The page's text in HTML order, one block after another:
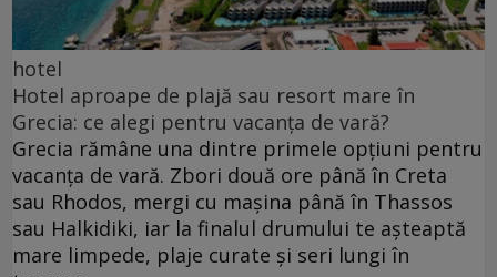
hotel
Hotel aproape de plajă sau resort mare în
Grecia: ce alegi pentru vacanța de vară?
Grecia rămâne una dintre primele opțiuni pentru
vacanța de vară. Zbori două ore până în Creta
sau Rhodos, mergi cu mașina până în Thassos
sau Halkidiki, iar la finalul drumului te așteaptă
mare limpede, plaje curate și seri lungi în